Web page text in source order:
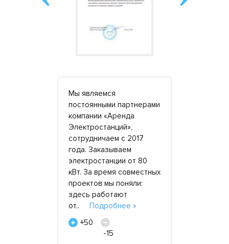
Мы являемся
постоянными партнерами
компании «Аренда
Электростанций»,
сотрудничаем с 2017
года. Заказываем
электростанции от 80
кВт. За время совместных
проектов мы поняли:
здесь работают
от.. Подробнее »
+50
-15